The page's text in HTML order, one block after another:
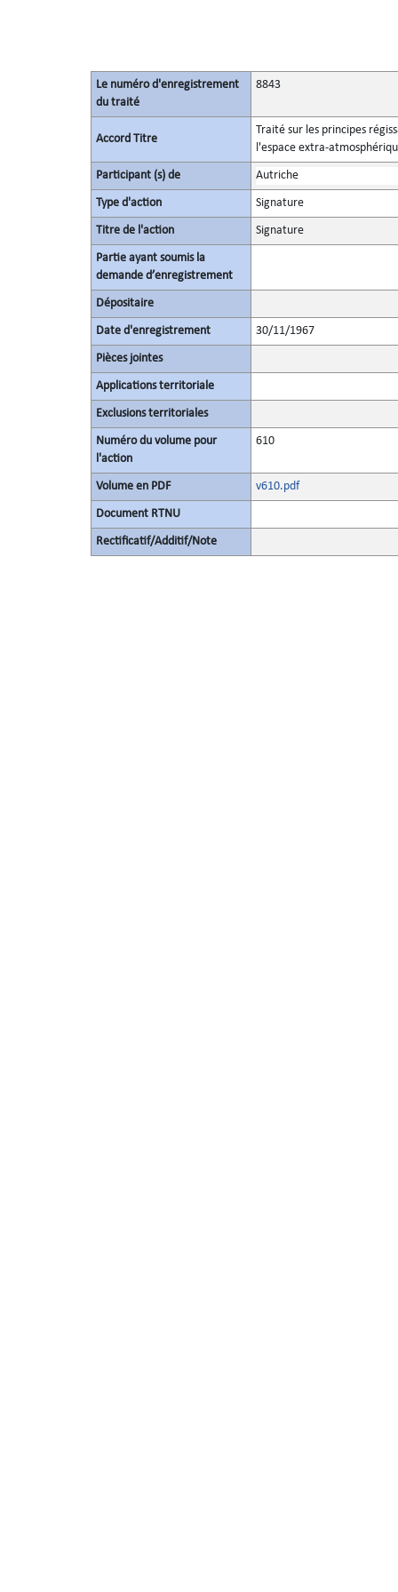
Le numéro d'enregistrement
du traité
8843
Accord Titre
Traité sur les principes
l'espace extra-
Participant (s) de Autriche
Type d'action Signature
Titre de l'action Signature
Partie ayant soumis la
demande d’enregistrement
Dépositaire
Date d'enregistrement 30/11/1967
Pièces jointes
Applications territoriale
Exclusions territoriales
Numéro du volume pour
l'action
610
Volume en PDF v610.pdf
Document RTNU
Rectificatif/Additif/Note